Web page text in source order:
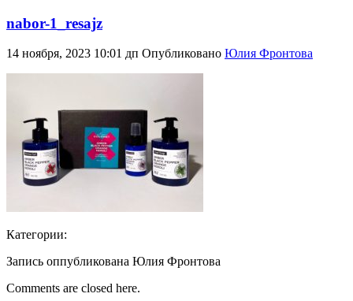
nabor-1_resajz
14 ноября, 2023 10:01 дп Опубликовано Юлия Фронтова
Категории:
Запись оппубликована Юлия Фронтова
Comments are closed here.